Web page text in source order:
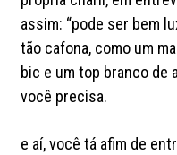
assim: “pode ser bem
tão cafona, como um
bic e um top branco de
você precisa.
e aí, você tá afim de